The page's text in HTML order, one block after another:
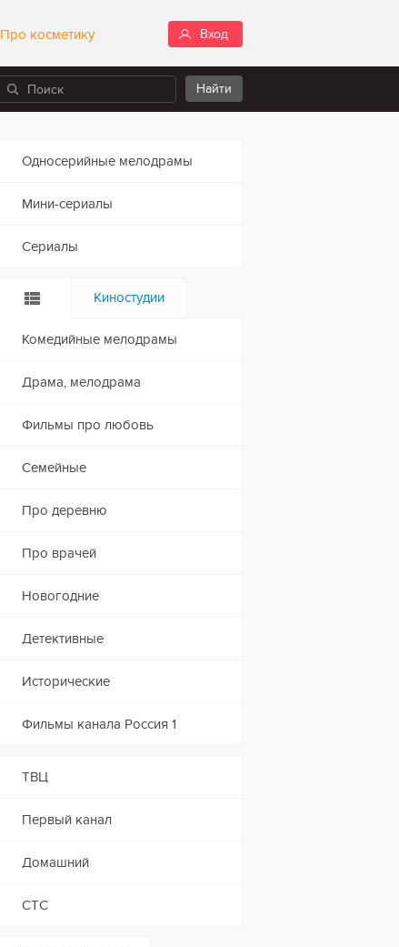
Про косметику Вход
Односерийные мелодрамы
Мини-сериалы
Сериалы
Киностудии
Комедийные мелодрамы
Драма, мелодрама
Фильмы про любовь
Семейные
Про деревню
Про врачей
Новогодние
Детективные
Исторические
Фильмы канала Россия 1
ТВЦ
Первый канал
Домашний
СТС